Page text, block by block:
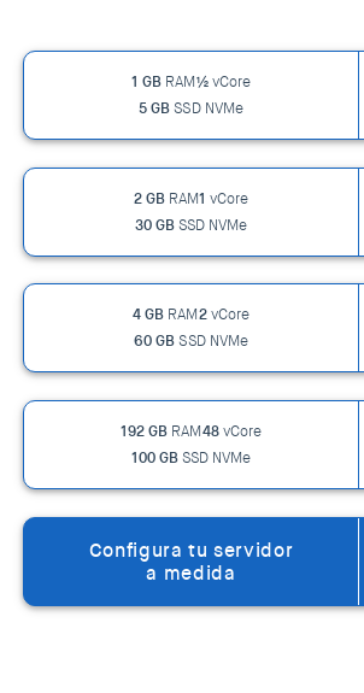
1 GB RAM½vCore
5 GBSSD NVMe
2 GBRAM1 vCore
30 GBSSD NVMe
4 GB RAM2vCore
60 GBSSD NVMe
192 GB RAM48vCore
100 GBSSD NVMe
Configura tu servidor
a medida